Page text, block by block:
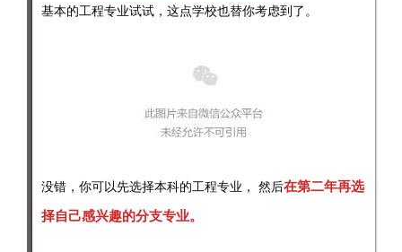
基本的工程专业试试，这点学校也替你考虑到了。
没错，你可以先选择本科的工程专业， 然后在第二年再选
择自己感兴趣的分支专业。